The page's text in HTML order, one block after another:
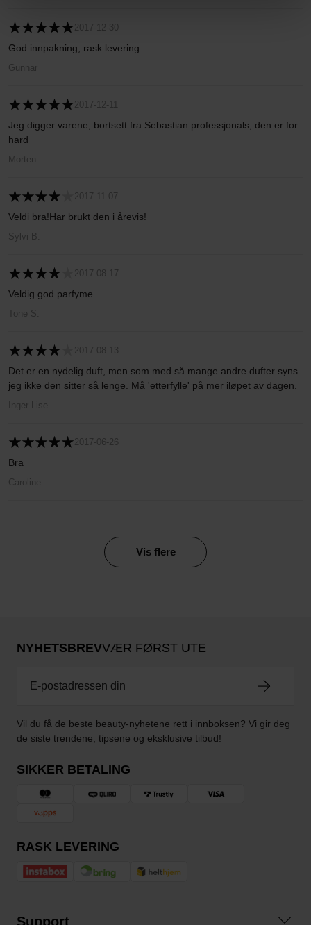
2017-12-30
God innpakning, rask levering
Gunnar
2017-12-11
Jeg digger varene, bortsett fra Sebastian professjonals, den er for
hard
Morten
2017-11-07
Veldi bra!Har brukt den i årevis!
Sylvi B.
2017-08-17
Veldig god parfyme
Tone S.
2017-08-13
Det er en nydelig duft, men som med så mange andre dufter syns
jeg ikke den sitter så lenge. Må 'etterfylle' på mer iløpet av dagen.
Inger-Lise
2017-06-26
Bra
Caroline
Vis flere
NYHETSBREVVÆR FØRST UTE
Vil du få de beste beauty-nyhetene rett i innboksen? Vi gir deg
de siste trendene, tipsene og eksklusive tilbud!
SIKKER BETALING
RASK LEVERING
Support